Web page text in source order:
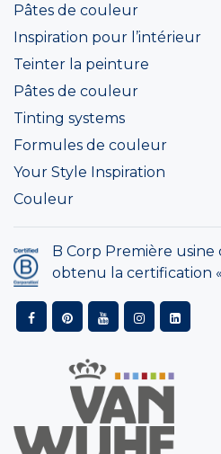
Pâtes de couleur
Inspiration pour l’intérieur
Teinter la peinture
Pâtes de couleur
Tinting systems
Formules de couleur
Your Style Inspiration
Couleur
B Corp Première
obtenu la certification